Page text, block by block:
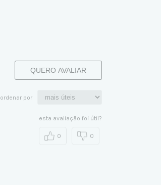
QUERO AVALIAR
ordenar por
esta avaliação foi útil?
0 0